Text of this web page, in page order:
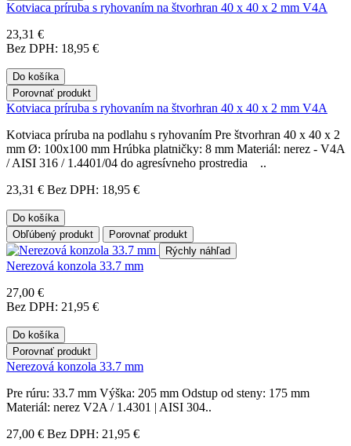
Kotviaca príruba s ryhovaním na štvorhran 40 x 40 x 2 mm V4A
23,31 €
Bez DPH: 18,95 €
Do košíka
Porovnať produkt
Kotviaca príruba s ryhovaním na štvorhran 40 x 40 x 2 mm V4A
Kotviaca príruba na podlahu s ryhovaním Pre štvorhran 40 x 40 x 2
mm Ø: 100x100 mm Hrúbka platničky: 8 mm Materiál: nerez - V4A
/ AISI 316 / 1.4401/04 do agresívneho prostredia ..
23,31 € Bez DPH: 18,95 €
Do košíka
Obľúbený produkt
Porovnať produkt
Rýchly náhľad
Nerezová konzola 33.7 mm
27,00 €
Bez DPH: 21,95 €
Do košíka
Porovnať produkt
Nerezová konzola 33.7 mm
Pre rúru: 33.7 mm Výška: 205 mm Odstup od steny: 175 mm
Materiál: nerez V2A / 1.4301 | AISI 304..
27,00 € Bez DPH: 21,95 €